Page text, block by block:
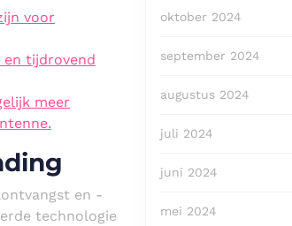
voor
en tijdrovend
meer
en -
technologie
oktober 2024
september 2024
augustus 2024
juli 2024
juni 2024
mei 2024